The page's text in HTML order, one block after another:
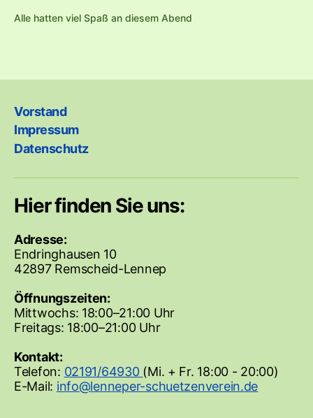
Alle hatten viel Spaß an diesem Abend
Vorstand
Impressum
Datenschutz
Hier finden Sie uns:
Adresse:
Endringhausen 10
42897 Remscheid-Lennep
Öffnungszeiten:
Mittwochs: 18:00–21:00 Uhr
Freitags: 18:00–21:00 Uhr
Kontakt:
Telefon: 02191/64930 (Mi. + Fr. 18:00 - 20:00)
E-Mail: